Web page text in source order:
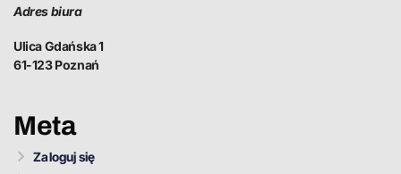
Adres biura
Ulica Gdańska 1
61-123 Poznań
Meta
Zaloguj się